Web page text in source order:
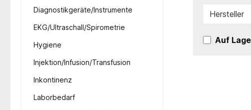
Diagnostikgeräte/Instrumente
EKG/Ultraschall/Spirometrie
Hygiene
Injektion/Infusion/Transfusion
Inkontinenz
Laborbedarf
Hersteller
Auf